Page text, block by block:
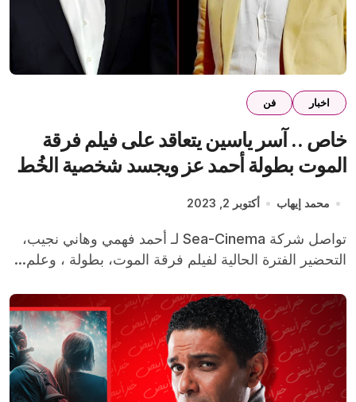
اخبار فن
خاص .. آسر ياسين يتعاقد على فيلم فرقة
الموت بطولة أحمد عز ويجسد شخصية الخُط
محمد إيهاب أكتوبر 2, 2023
تواصل شركة Sea-Cinema لـ أحمد فهمي وهاني نجيب،
التحضير الفترة الحالية لفيلم فرقة الموت، بطولة ، وعلم...